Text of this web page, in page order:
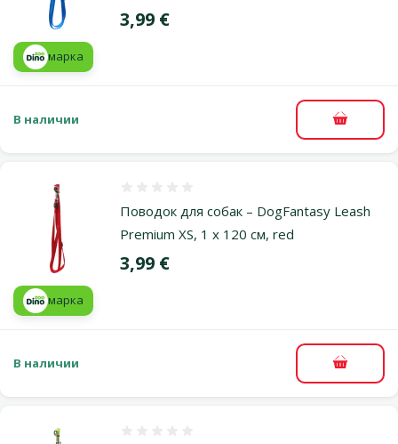
Цена
3,99 €
марка
В наличии В
Поводок для собак – DogFantasy Leash
Premium XS, 1 x 120 см, red
Цена
3,99 €
марка
В наличии В